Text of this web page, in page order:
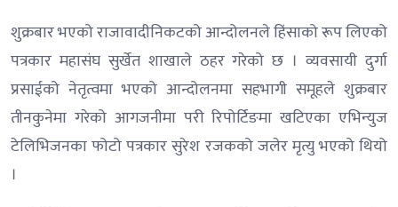
शुक्रबार भएको राजावादीनिकटको आन्दोलनले हिंसाको रूप लिएको
पत्रकार महासंघ सुर्खेत शाखाले ठहर गरेको छ । व्यवसायी दुर्गा
प्रसाईको नेतृत्वमा भएको आन्दोलनमा सहभागी समूहले शुक्रबार
तीनकुनेमा गरेको आगजनीमा परी रिपोर्टिङमा खटिएका एभिन्युज
टेलिभिजनका फोटो पत्रकार सुरेश रजकको जलेर मृत्यु भएको थियो
।